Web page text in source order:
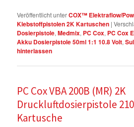
Veröffentlicht unterCOX™ Elektraflow/
Klebstoffpistolen 2K Kartuschen |
Dosierpistole,Medmix, PC Cox, PC Cox
Akku Dosierpistole 50ml 1:1 10.8 Volt,
hinterlassen
PC Cox VBA 200B (MR) 2K
Druckluftdosierpistole
Kartusche